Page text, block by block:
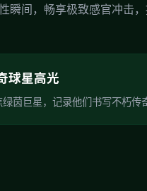
瞬间，畅享极致感官冲击
球星高光
绿茵巨星，记录他们书写不朽传